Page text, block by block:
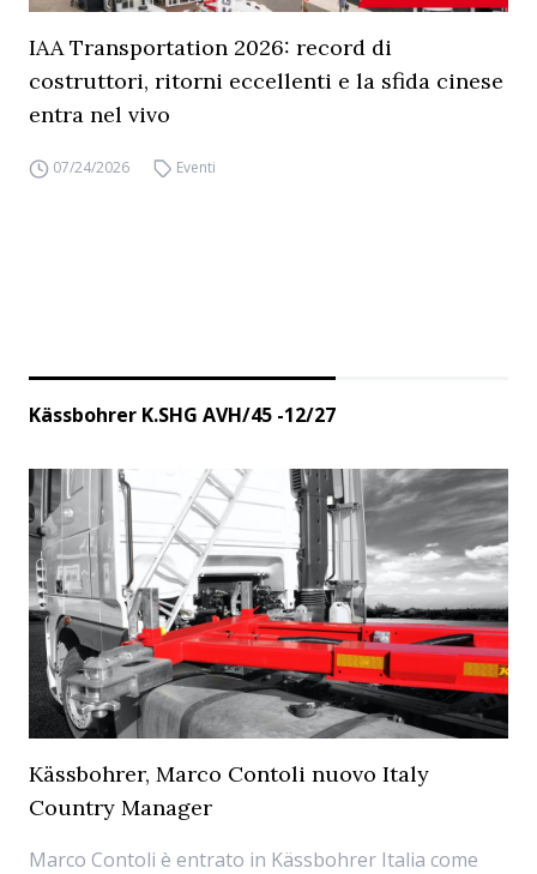
IAA Transportation 2026: record di
costruttori, ritorni eccellenti e la sfida cinese
entra nel vivo
07/24/2026 Eventi
Kässbohrer K.SHG AVH/45 -12/27
Kässbohrer, Marco Contoli nuovo Italy
Country Manager
Marco Contoli è entrato in Kässbohrer Italia come